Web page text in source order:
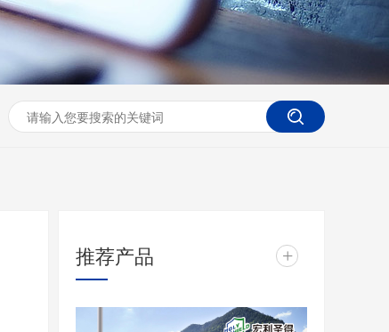
推荐产品 +